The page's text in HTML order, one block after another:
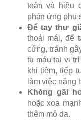
toàn và hiệu
phản ứng phụ
Để tay thư
thoải mái, để
cứng, tránh
tụ máu tại vị
khi tiêm, tiếp
làm việc nặng
Không gãi
hoặc xoa
thêm mô da.